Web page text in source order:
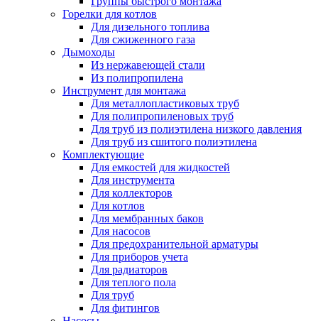
Горелки для котлов
Для дизельного топлива
Для сжиженного газа
Дымоходы
Из нержавеющей стали
Из полипропилена
Инструмент для монтажа
Для металлопластиковых труб
Для полипропиленовых труб
Для труб из полиэтилена низкого давления
Для труб из сшитого полиэтилена
Комплектующие
Для емкостей для жидкостей
Для инструмента
Для коллекторов
Для котлов
Для мембранных баков
Для насосов
Для предохранительной арматуры
Для приборов учета
Для радиаторов
Для теплого пола
Для труб
Для фитингов